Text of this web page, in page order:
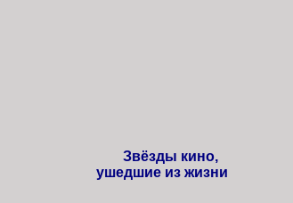
Звёзды кино,
ушедшие из жизни